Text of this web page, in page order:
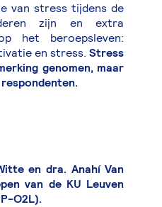
van stress tijdens de
zijn en extra
het beroepsleven:
en stress.Stress
genomen, maar
en dra. Anahí Van
van de KU Leuven
O2L).